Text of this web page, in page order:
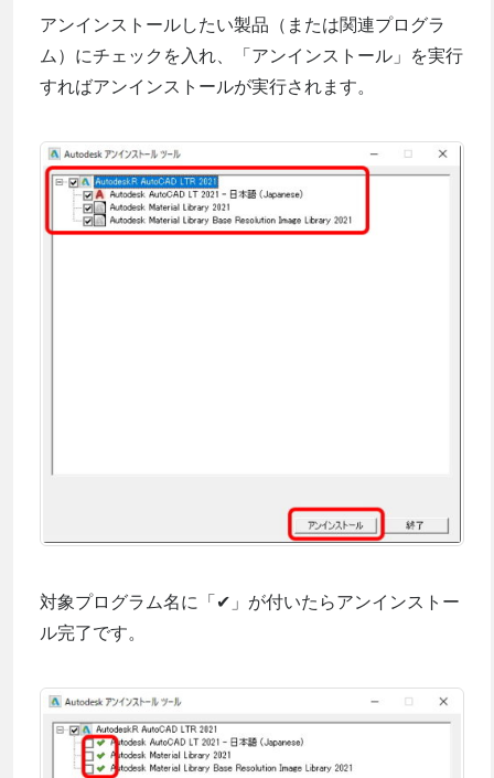
アンインストールしたい製品（または関連プログラ
ム）にチェックを入れ、「アンインストール」を実行
すればアンインストールが実行されます。
対象プログラム名に「✔」が付いたらアンインストー
ル完了です。